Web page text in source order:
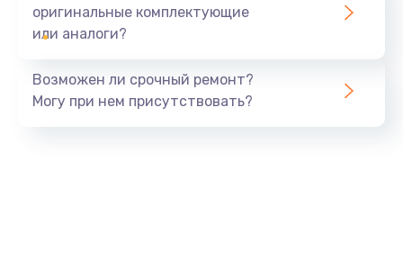
оригинальные комплектующие
или аналоги?
Возможен ли срочный ремонт?
Могу при нем присутствовать?